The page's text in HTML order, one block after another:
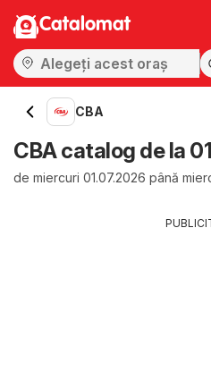
Catalomat
CBA
CBA catalog de la
de miercuri 01.07.2026 până